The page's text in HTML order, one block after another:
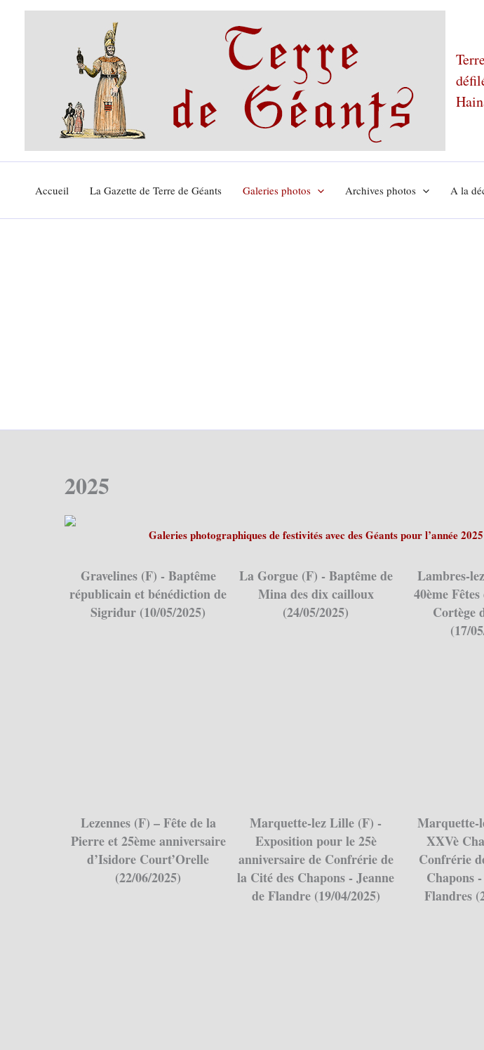
Accueil La Gazette de Terre de Géants Galeries photos Archives photos A la
2025
Galeries photographiques de festivités avec des Géants pour l’année 2025
Gravelines (F) - Baptême
républicain et bénédiction de
Sigriđur (10/05/2025)
La Gorgue (F) - Baptême de
Mina des dix cailloux
(24/05/2025)
Lambres-
40ème
Cortège
(17/
Lezennes (F) – Fête de la
Pierre et 25ème anniversaire
d’Isidore Court’Orelle
(22/06/2025)
Marquette-lez Lille (F) -
Exposition pour le 25è
anniversaire de Confrérie de
la Cité des Chapons - Jeanne
de Flandre (19/04/2025)
Marquette-
XXVè
Confrérie
Chapons
Flandres